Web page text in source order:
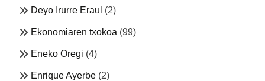
Deyo Irurre Eraul (2)
Ekonomiaren txokoa (99)
Eneko Oregi (4)
Enrique Ayerbe (2)